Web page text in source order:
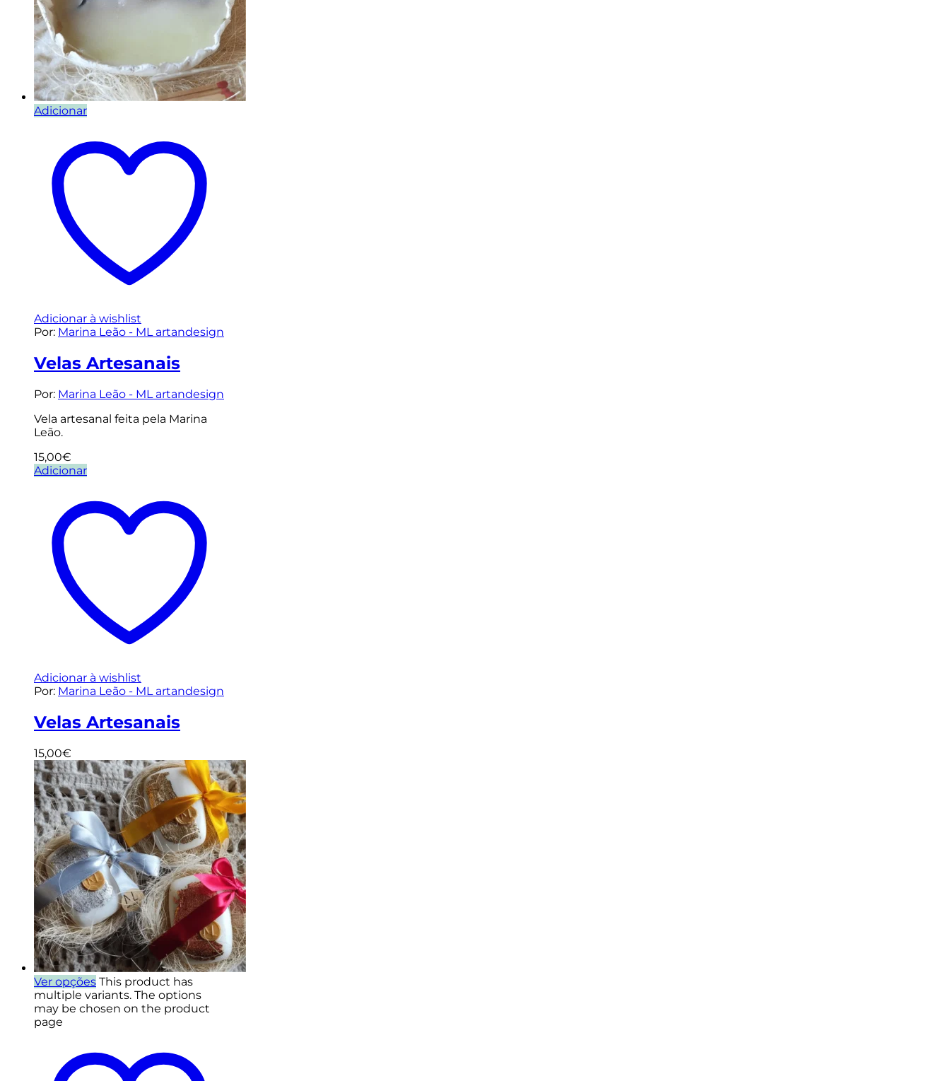
Adicionar
Adicionar à wishlist
Por: Marina Leão - ML artandesign
Velas Artesanais
Por: Marina Leão - ML artandesign
Vela artesanal feita pela Marina
Leão.
15,00€
Adicionar
Adicionar à wishlist
Por: Marina Leão - ML artandesign
Velas Artesanais
15,00€
Ver opções This product has
multiple variants. The options
may be chosen on the product
page